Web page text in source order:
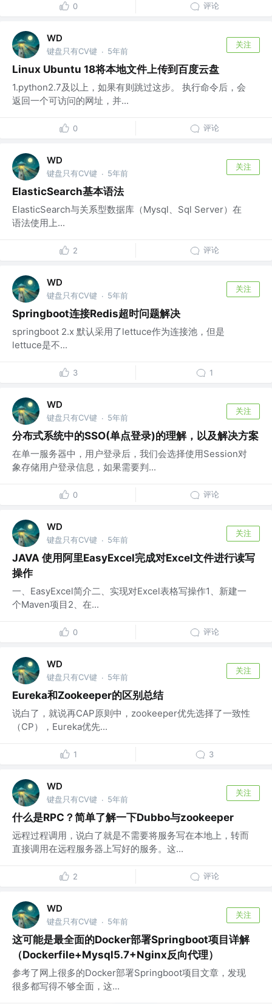
0 评论
WD
键盘只有CV键 · 5年前
关注
Linux Ubuntu 18将本地文件上传到百度云盘
1.python2.7及以上，如果有则跳过这步。 执行命令后，会
返回一个可访问的网址，并...
0 评论
WD
键盘只有CV键 · 5年前
关注
ElasticSearch基本语法
ElasticSearch与关系型数据库（Mysql、Sql Server）在
语法使用上...
2 评论
WD
键盘只有CV键 · 5年前
关注
Springboot连接Redis超时问题解决
springboot 2.x 默认采用了lettuce作为连接池，但是
lettuce是不...
3 1
WD
键盘只有CV键 · 5年前
关注
分布式系统中的SSO(单点登录)的理解，以及解决方案
在单一服务器中，用户登录后，我们会选择使用Session对
象存储用户登录信息，如果需要判...
0 评论
WD
键盘只有CV键 · 5年前
关注
JAVA 使用阿里EasyExcel完成对Excel文件进行读写
操作
一、EasyExcel简介二、实现对Excel表格写操作1、新建一
个Maven项目2、在...
0 评论
WD
键盘只有CV键 · 5年前
关注
Eureka和Zookeeper的区别总结
说白了，就说再CAP原则中，zookeeper优先选择了一致性
（CP），Eureka优先...
1 3
WD
键盘只有CV键 · 5年前
关注
什么是RPC？简单了解一下Dubbo与zookeeper
远程过程调用，说白了就是不需要将服务写在本地上，转而
直接调用在远程服务器上写好的服务。这...
2 评论
WD
键盘只有CV键 · 5年前
关注
这可能是最全面的Docker部署Springboot项目详解
（Dockerfile+Mysql5.7+Nginx反向代理）
参考了网上很多的Docker部署Springboot项目文章，发现
很多都写得不够全面，这...